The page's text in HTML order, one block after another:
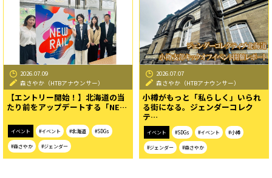
2026.07.09
森さやか（HTBアナウンサー）
【エントリー開始！】北海道の当
たり前をアップデートする「NE…
イベント #イベント #北海道 #SDGs
#森さやか #ジェンダー
2026.07.07
森さやか（HTBアナウンサー）
小樽がもっと「私らしく」いられ
る街になる。ジェンダーコレク
テ…
イベント #SDGs #イベント #小樽
#ジェンダー #森さやか